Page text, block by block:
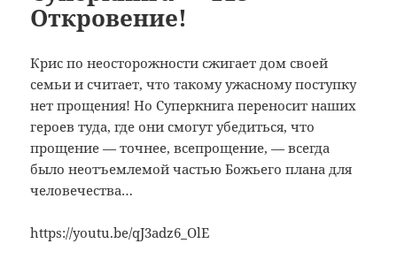
Откровение!
Крис по неосторожности сжигает дом своей
семьи и считает, что такому ужасному поступку
нет прощения! Но Суперкнига переносит наших
героев туда, где они смогут убедиться, что
прощение — точнее, всепрощение, — всегда
было неотъемлемой частью Божьего плана для
человечества…
https://youtu.be/qJ3adz6_OlE